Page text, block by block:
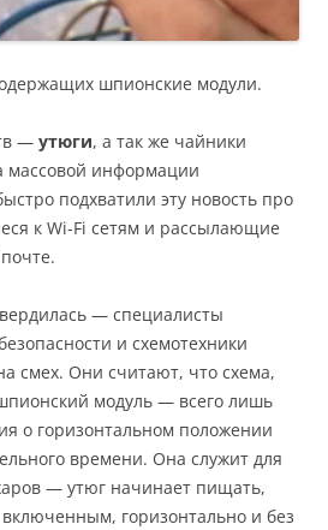
шпионские модули.
— утюги, а так же чайники
массовой информации
подхватили эту новость про
к Wi-Fi сетям и рассылающие
— специалисты
и схемотехники
смех. Они считают, что схема,
модуль — всего лишь
о горизонтальном положении
времени. Она служит для
— утюг начинает пищать,
включенным, горизонтально и без